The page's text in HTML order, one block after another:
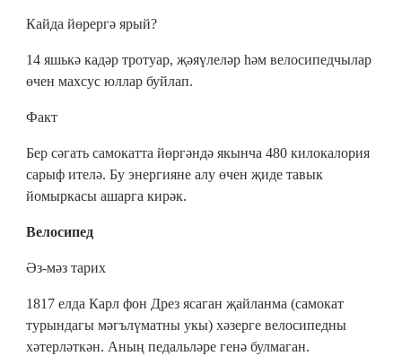
Кайда йөрергә ярый?
14 яшькә кадәр тротуар, җәяүлеләр һәм велосипедчылар
өчен махсус юллар буйлап.
Факт
Бер сәгать самокатта йөргәндә якынча 480 килокалория
сарыф ителә. Бу энергияне алу өчен җиде тавык
йомыркасы ашарга кирәк.
Велосипед
Әз-мәз тарих
1817 елда Карл фон Дрез ясаган җайланма (самокат
турындагы мәгълүматны укы) хәзерге велосипедны
хәтерләткән. Аның педальләре генә булмаган.